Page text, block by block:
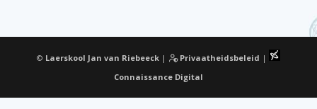
© Laerskool Jan van Riebeeck| Privaatheidsbeleid |
Connaissance Digital